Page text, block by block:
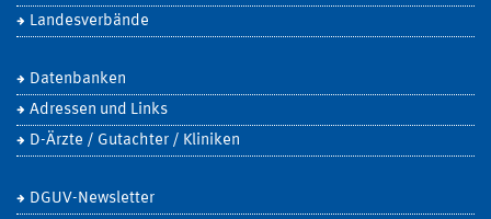
Landesverbände
Datenbanken
Adressen und Links
D-Ärzte / Gutachter / Kliniken
DGUV-Newsletter